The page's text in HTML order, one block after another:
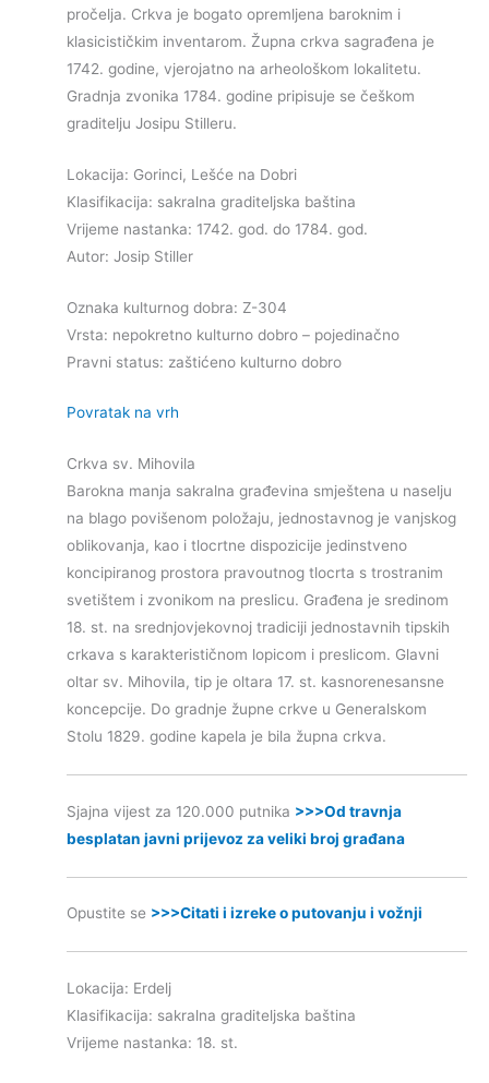
pročelja. Crkva je bogato opremljena baroknim i
klasicističkim inventarom. Župna crkva sagrađena je
1742. godine, vjerojatno na arheološkom lokalitetu.
Gradnja zvonika 1784. godine pripisuje se češkom
graditelju Josipu Stilleru.
Lokacija: Gorinci, Lešće na Dobri
Klasifikacija: sakralna graditeljska baština
Vrijeme nastanka: 1742. god. do 1784. god.
Autor: Josip Stiller
Oznaka kulturnog dobra: Z-304
Vrsta: nepokretno kulturno dobro – pojedinačno
Pravni status: zaštićeno kulturno dobro
Povratak na vrh
Crkva sv. Mihovila
Barokna manja sakralna građevina smještena u naselju
na blago povišenom položaju, jednostavnog je vanjskog
oblikovanja, kao i tlocrtne dispozicije jedinstveno
koncipiranog prostora pravoutnog tlocrta s trostranim
svetištem i zvonikom na preslicu. Građena je sredinom
18. st. na srednjovjekovnoj tradiciji jednostavnih tipskih
crkava s karakterističnom lopicom i preslicom. Glavni
oltar sv. Mihovila, tip je oltara 17. st. kasnorenesansne
koncepcije. Do gradnje župne crkve u Generalskom
Stolu 1829. godine kapela je bila župna crkva.
Sjajna vijest za 120.000 putnika >>>Od travnja
besplatan javni prijevoz za veliki broj građana
Opustite se >>>Citati i izreke o putovanju i vožnji
Lokacija: Erdelj
Klasifikacija: sakralna graditeljska baština
Vrijeme nastanka: 18. st.